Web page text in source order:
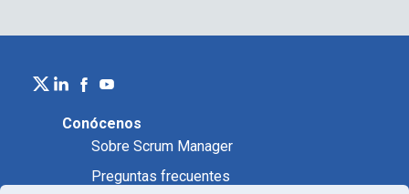
Conócenos
Sobre Scrum Manager
Preguntas frecuentes